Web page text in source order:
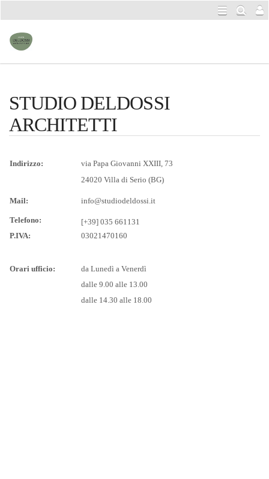
STUDIO DELDOSSI
ARCHITETTI
Indirizzo:
via Papa Giovanni XXIII, 73
24020 Villa di Serio (BG)
Mail: info@studiodeldossi.it
Telefono:
[+39] 035 661131
P.IVA:
03021470160
Orari ufficio:
da Lunedì a Venerdì
dalle 9.00 alle 13.00
dalle 14.30 alle 18.00